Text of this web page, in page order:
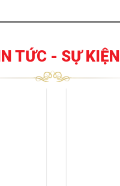
TỨC - SỰ KIỆN